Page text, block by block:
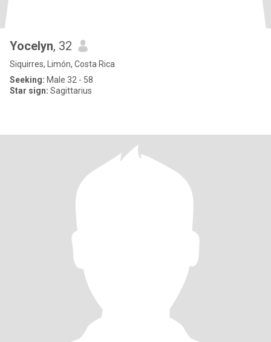
Yocelyn, 32
Siquirres, Limón, Costa Rica
Seeking: Male 32 - 58
Star sign: Sagittarius